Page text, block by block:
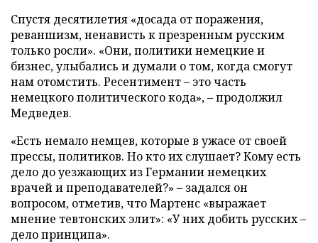
Спустя десятилетия «досада от поражения,
реваншизм, ненависть к презренным русским
только росли». «Они, политики немецкие и
бизнес, улыбались и думали о том, когда смогут
нам отомстить. Ресентимент – это часть
немецкого политического кода», – продолжил
Медведев.
«Есть немало немцев, которые в ужасе от своей
прессы, политиков. Но кто их слушает? Кому есть
дело до уезжающих из Германии немецких
врачей и преподавателей?» – задался он
вопросом, отметив, что Мартенс «выражает
мнение тевтонских элит»: «У них добить русских –
дело принципа».